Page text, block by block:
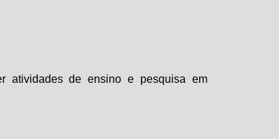
atividades de ensino e pesquisa em